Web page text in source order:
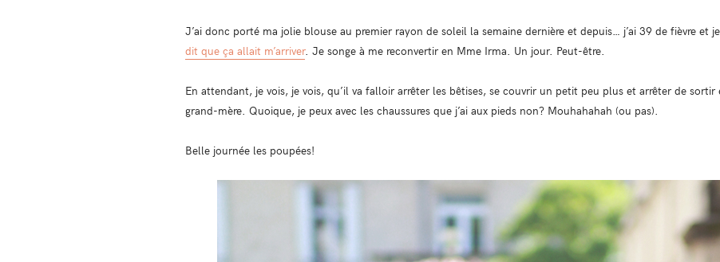
J’ai donc porté ma jolie blouse au premier rayon de soleil la semaine dernière et depuis… j’ai 39 de fièvre et
dit que ça allait m’arriver. Je songe à me reconvertir en Mme Irma. Un jour. Peut-être.
En attendant, je vois, je vois, qu’il va falloir arrêter les bêtises, se couvrir un petit peu plus et arrêter de sortir
grand-mère. Quoique, je peux avec les chaussures que j’ai aux pieds non? Mouhahahah (ou pas).
Belle journée les poupées!